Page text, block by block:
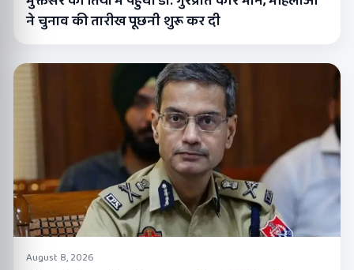
ने चुनाव की तारीख पूछनी शुरू कर दी
August 8, 2026